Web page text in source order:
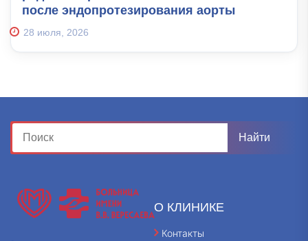
после эндопротезирования аорты
28 июля, 2026
О КЛИНИКЕ
Контакты